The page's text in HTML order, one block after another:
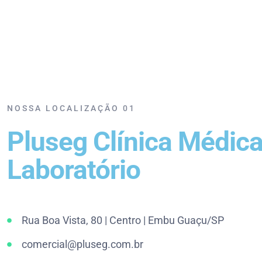
NOSSA LOCALIZAÇÃO 01
Pluseg Clínica
Laboratório
Rua Boa Vista, 80 | Centro | Embu Guaçu/SP
comercial@pluseg.com.br